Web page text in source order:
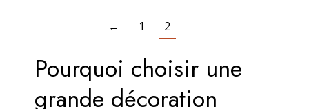
← 1 2
Pourquoi choisir une
grande décoration